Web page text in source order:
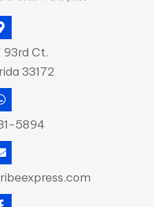
93rd Ct.
33172
5894